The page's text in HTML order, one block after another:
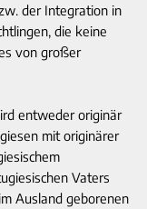
der Integration in
die keine
von großer
entweder originär
mit originärer
Vaters
Ausland geborenen